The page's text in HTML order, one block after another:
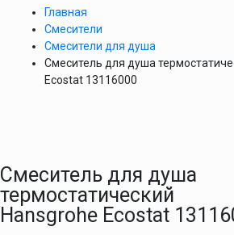
Главная
Смесители
Смесители для душа
Смеситель для душа
Ecostat 13116000
Смеситель для душа
термостатический
Hansgrohe Ecostat